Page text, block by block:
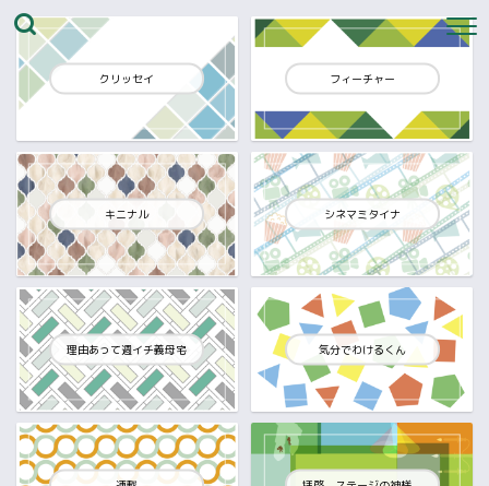
クリッセイ フィーチャー
キニナル シネマミタイナ
理由あって週イチ義母宅 気分でわけるくん